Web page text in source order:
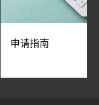
申请指南